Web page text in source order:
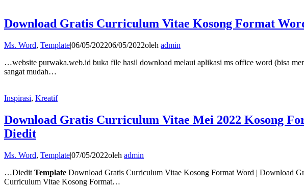
Download Gratis Curriculum Vitae Kosong Format
Ms. Word, Template|06/05/202206/05/2022oleh admin
…website purwaka.web.id buka file hasil download melaui aplikasi ms office word (bisa
sangat mudah…
Inspirasi, Kreatif
Download Gratis Curriculum Vitae Mei 2022 Kosong
Diedit
Ms. Word, Template|07/05/2022oleh admin
…Diedit Template Download Gratis Curriculum Vitae Kosong Format Word | Download
Curriculum Vitae Kosong Format…